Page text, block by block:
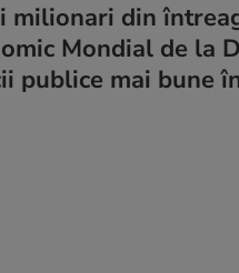
milionari din
Mondial de la
publice mai bune